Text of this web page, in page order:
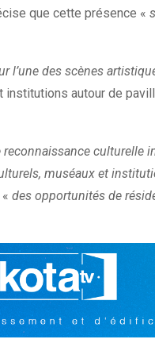
que cette présence «
l’une des scènes
autour de
reconnaissance culturelle
muséaux et
« des opportunités de